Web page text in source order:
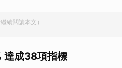
續閱讀本文）
達成38項指標